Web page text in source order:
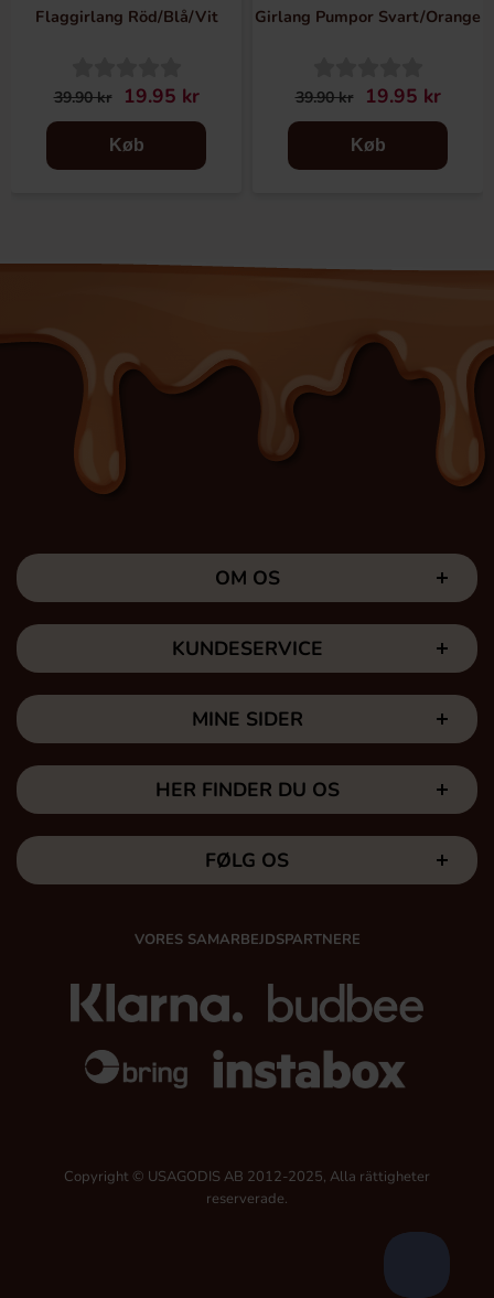
Flaggirlang Röd/Blå/Vit
39.90 kr 19.95 kr
Køb
Girlang Pumpor Svart/Orange
39.90 kr 19.95 kr
Køb
OM OS
KUNDESERVICE
MINE SIDER
HER FINDER DU OS
FØLG OS
VORES SAMARBEJDSPARTNERE
Copyright © USAGODIS AB 2012-2025, Alla rättigheter
reserverade.